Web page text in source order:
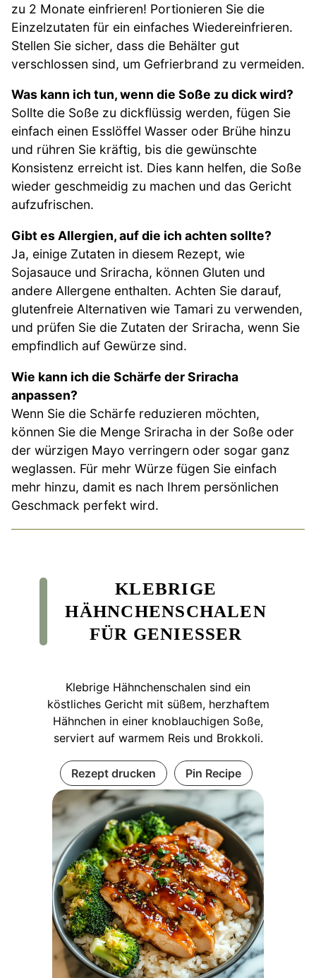
zu 2 Monate einfrieren! Portionieren Sie die
Einzelzutaten für ein einfaches Wiedereinfrieren.
Stellen Sie sicher, dass die Behälter gut
verschlossen sind, um Gefrierbrand zu vermeiden.
Was kann ich tun, wenn die Soße zu dick wird?
Sollte die Soße zu dickflüssig werden, fügen Sie
einfach einen Esslöffel Wasser oder Brühe hinzu
und rühren Sie kräftig, bis die gewünschte
Konsistenz erreicht ist. Dies kann helfen, die Soße
wieder geschmeidig zu machen und das Gericht
aufzufrischen.
Gibt es Allergien, auf die ich achten sollte?
Ja, einige Zutaten in diesem Rezept, wie
Sojasauce und Sriracha, können Gluten und
andere Allergene enthalten. Achten Sie darauf,
glutenfreie Alternativen wie Tamari zu verwenden,
und prüfen Sie die Zutaten der Sriracha, wenn Sie
empfindlich auf Gewürze sind.
Wie kann ich die Schärfe der Sriracha
anpassen?
Wenn Sie die Schärfe reduzieren möchten,
können Sie die Menge Sriracha in der Soße oder
der würzigen Mayo verringern oder sogar ganz
weglassen. Für mehr Würze fügen Sie einfach
mehr hinzu, damit es nach Ihrem persönlichen
Geschmack perfekt wird.
KLEBRIGE
HÄHNCHENSCHALEN
FÜR GENIESSER
Klebrige Hähnchenschalen sind ein
köstliches Gericht mit süßem, herzhaftem
Hähnchen in einer knoblauchigen Soße,
serviert auf warmem Reis und Brokkoli.
Rezept drucken Pin Recipe